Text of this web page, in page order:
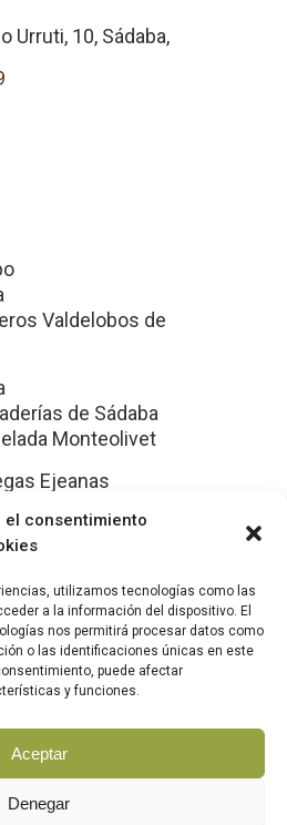
el consentimiento
utilizamos tecnologías como las
a la información del dispositivo. El
nos permitirá procesar datos como
o las identificaciones únicas en este
puede afectar
y funciones.
Aceptar
Denegar
Urruti, 10, Sádaba,
Valdelobos de
de Sádaba
Monteolivet
Ejeanas
DE COOKIES|
PERSONALES